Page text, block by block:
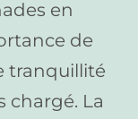
en
de
tranquillité
chargé. La